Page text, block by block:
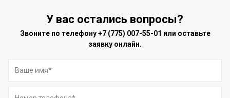
У вас остались вопросы?
Звоните по телефону+7 (775) 007-55-01 или оставьте
заявку онлайн.